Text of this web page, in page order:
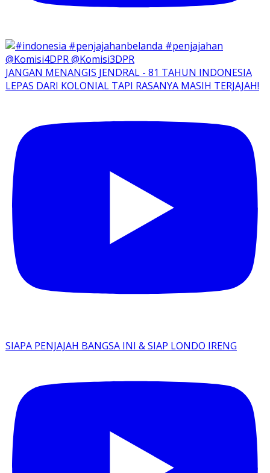
JANGAN MENANGIS JENDRAL - 81 TAHUN INDONESIA
LEPAS DARI KOLONIAL TAPI RASANYA MASIH TERJAJAH!
SIAPA PENJAJAH BANGSA INI & SIAP LONDO IRENG